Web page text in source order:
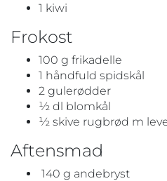
1 kiwi
Frokost
100 g frikadelle
1 håndfuld spidskål
2 gulerødder
½ dl blomkål
½ skive rugbrød m
Aftensmad
140 g andebryst